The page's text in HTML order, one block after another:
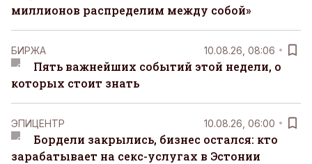
миллионов распределим между собой»
БИРЖА 10.08.26, 08:06
Пять важнейших событий этой недели, о
которых стоит знать
ЭПИЦЕНТР 10.08.26, 06:00
Бордели закрылись, бизнес остался: кто
зарабатывает на секс-услугах в Эстонии